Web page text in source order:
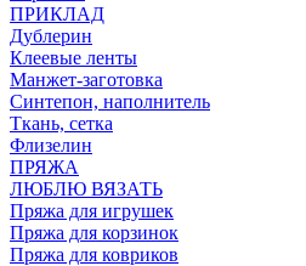
ПРИКЛАД
Дублерин
Клеевые ленты
Манжет-заготовка
Синтепон, наполнитель
Ткань, сетка
Флизелин
ПРЯЖА
ЛЮБЛЮ ВЯЗАТЬ
Пряжа для игрушек
Пряжа для корзинок
Пряжа для ковриков